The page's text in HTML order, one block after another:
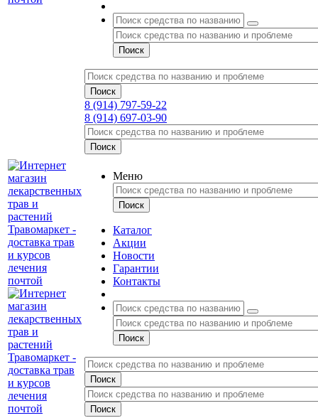
8 (914) 797-59-22
8 (914) 697-03-90
Меню
Каталог
Акции
Новости
Гарантии
Контакты